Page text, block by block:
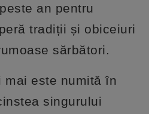
an pentru
tradiții și obiceiuri
sărbători.
mai este numită în
singurului